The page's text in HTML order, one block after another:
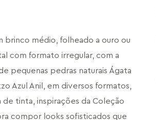
brinco médio, folheado a ouro ou
com formato irregular, com a
pequenas pedras naturais Ágata
Azul Anil, em diversos formatos,
tinta, inspirações da Coleção
compor looks sofisticados que